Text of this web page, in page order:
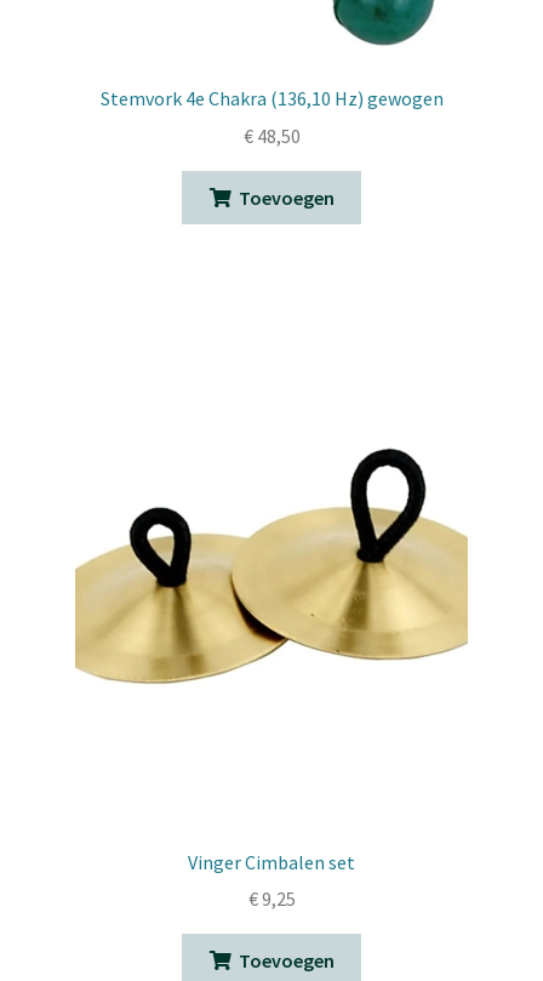
Stemvork 4e Chakra (136,10 Hz) gewogen
€48,50
Toevoegen
Vinger Cimbalen set
€9,25
Toevoegen